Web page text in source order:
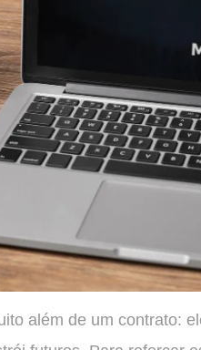
além de um contrato: